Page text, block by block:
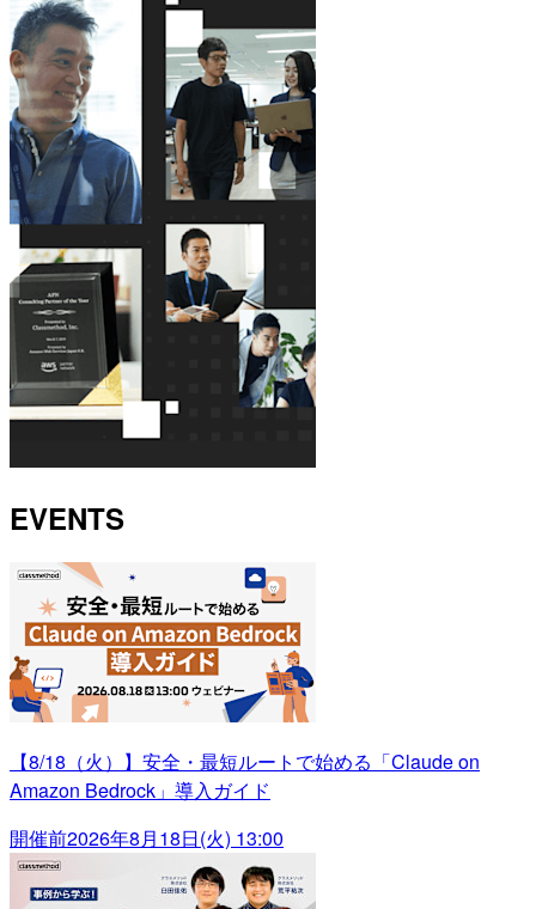
EVENTS
【8/18（火）】安全・最短ルートで始める「Claude on
Amazon Bedrock」導入ガイド
開催前2026年8月18日(火) 13:00